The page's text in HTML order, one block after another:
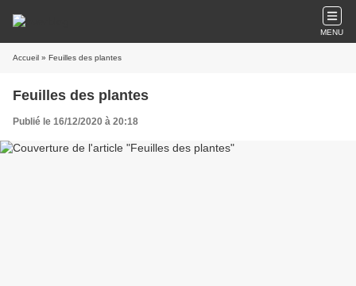
MENU
Accueil » Feuilles des plantes
Feuilles des plantes
Publié le 16/12/2020 à 20:18